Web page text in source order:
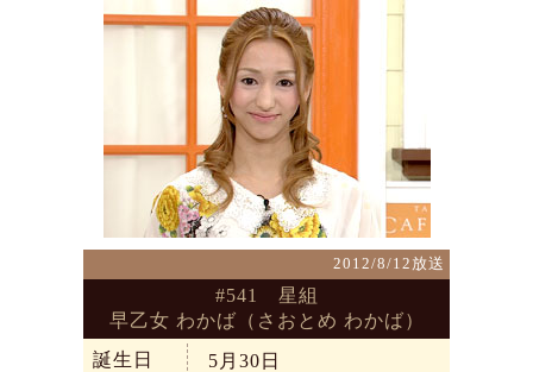
2012/8/12放送
#541 星組
早乙女 わかば（さおとめ わかば）
誕生日
5月30日